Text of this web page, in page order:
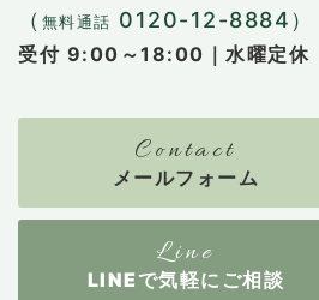
（ 無料通話 0120-12-8884）
受付 9:00～18:00｜水曜定休
メールフォーム
LINEで気軽にご相談